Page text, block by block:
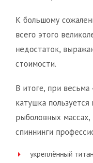
К большому
всего этого
недостаток,
стоимости.
В итоге, при весьма
катушка
рыболовных
спиннинги
укреплённый